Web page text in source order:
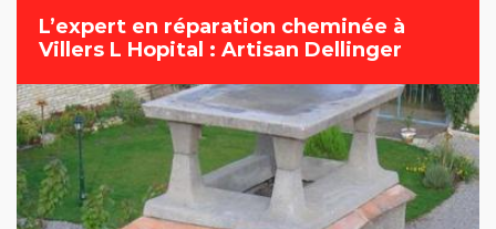
L’expert en réparation cheminée à
Villers L Hopital : Artisan Dellinger